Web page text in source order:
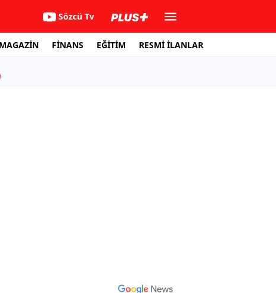
Sözcü Tv
MAGAZİN FİNANS EĞİTİM RESMİ İLANLAR